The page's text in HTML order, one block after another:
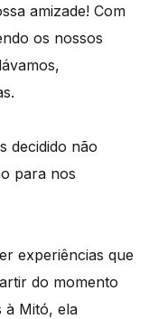
amizade! Com
os nossos
decidido não
para nos
experiências que
do momento
à Mitó, ela